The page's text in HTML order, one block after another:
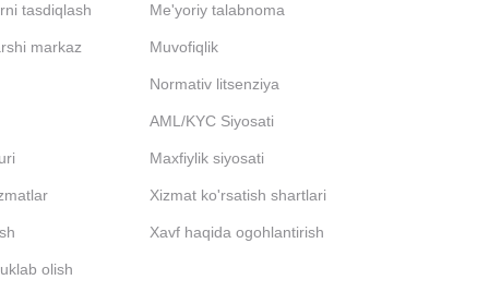
tasdiqlash
markaz
olish
Me'yoriy talabnoma
Muvofiqlik
Normativ litsenziya
AML/KYC Siyosati
Maxfiylik siyosati
Xizmat ko'rsatish shartlari
Xavf haqida ogohlantirish